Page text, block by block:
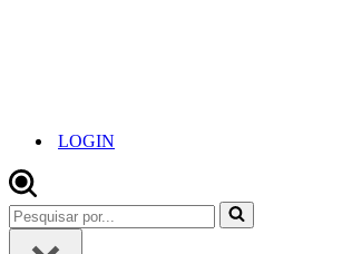
LOGIN
Pesquisar
por...